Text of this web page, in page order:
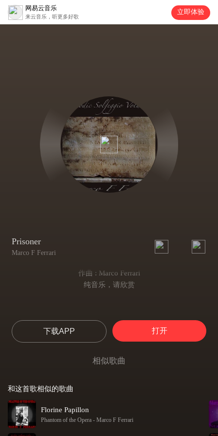
网易云音乐
来云音乐，听更多好歌
立即体验
Prisoner
Marco F Ferrari
作曲 : Marco Ferrari
纯音乐，请欣赏
下载APP 打开
相似歌曲
和这首歌相似的歌曲
Florine Papillon
Phantom of the Opera - Marco F Ferrari